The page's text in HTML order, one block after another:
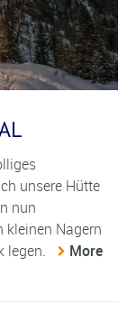
unsere Hütte
nun
kleinen Nagern
legen.
More